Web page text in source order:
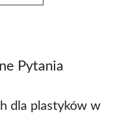
Pytania
dla plastyków w